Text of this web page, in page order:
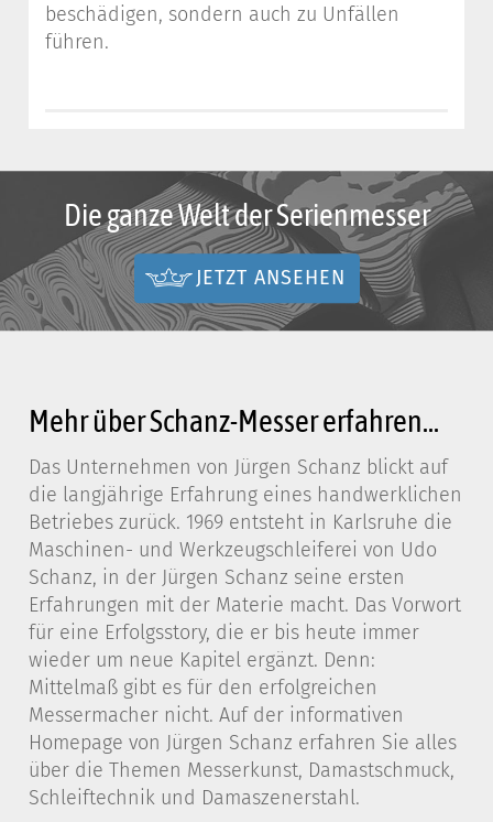
beschädigen, sondern auch zu Unfällen
führen.
Die ganze Welt der Serienmesser
JETZT ANSEHEN
Mehr über Schanz-Messer erfahren...
Das Unternehmen von Jürgen Schanz blickt auf
die langjährige Erfahrung eines handwerklichen
Betriebes zurück. 1969 entsteht in Karlsruhe die
Maschinen- und Werkzeugschleiferei von Udo
Schanz, in der Jürgen Schanz seine ersten
Erfahrungen mit der Materie macht. Das Vorwort
für eine Erfolgsstory, die er bis heute immer
wieder um neue Kapitel ergänzt. Denn:
Mittelmaß gibt es für den erfolgreichen
Messermacher nicht. Auf der informativen
Homepage von Jürgen Schanz erfahren Sie alles
über die Themen Messerkunst, Damastschmuck,
Schleiftechnik und Damaszenerstahl.